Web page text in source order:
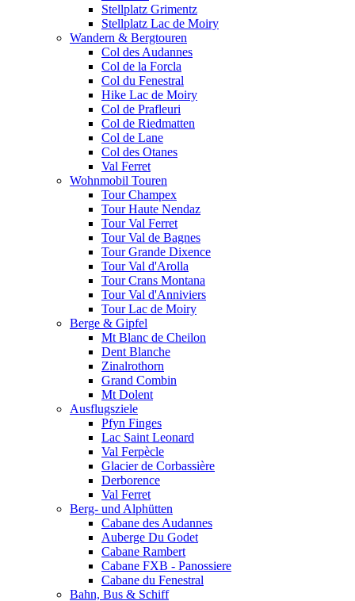
Stellplatz Grimentz
Stellplatz Lac de Moiry
Wandern & Bergtouren
Col des Audannes
Col de la Forcla
Col du Fenestral
Hike Lac de Moiry
Col de Prafleuri
Col de Riedmatten
Col de Lane
Col des Otanes
Val Ferret
Wohnmobil Touren
Tour Champex
Tour Haute Nendaz
Tour Val Ferret
Tour Val de Bagnes
Tour Grande Dixence
Tour Val d'Arolla
Tour Crans Montana
Tour Val d'Anniviers
Tour Lac de Moiry
Berge & Gipfel
Mt Blanc de Cheilon
Dent Blanche
Zinalrothorn
Grand Combin
Mt Dolent
Ausflugsziele
Pfyn Finges
Lac Saint Leonard
Val Ferpècle
Glacier de Corbassière
Derborence
Val Ferret
Berg- und Alphütten
Cabane des Audannes
Auberge Du Godet
Cabane Rambert
Cabane FXB - Panossiere
Cabane du Fenestral
Bahn, Bus & Schiff